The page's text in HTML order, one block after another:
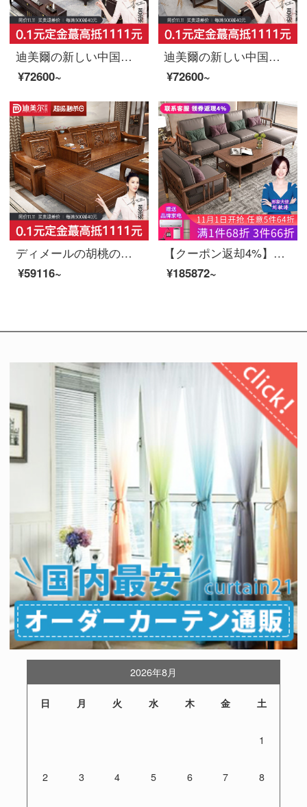
迪美爾の新しい中国式の本当の木のソファーの客間は軽くて贅沢な高箱の物のソファーを貯蓄して簡単に小型の部屋型の1+1+3近代的なソファーの1+2+3+お茶の何+方面の何
¥72600~
迪美爾の新しい中国式ソファーの実木高箱の小部屋型の経済が物の金の客間を貯蓄します。冬と夏の両方は近代的な木の家具を使います。
¥72600~
ディメールの胡桃の木の保管物の実木のソファーは現代中国式の小さな家型で、冬と夏の両は貴妃の角を使って簡単に木質の家具の五人位になります。
¥59116~
【クーポン返却4%】慕尼思丹ソファ客間の頭層の真皮ソファ全実木ソファ新中国式北欧全屋家具セットセットのシングル位+ツイン位+3人位【輸入ホワイトワックス木＋頭皮＋通気スポンジ】
¥185872~
2026年8月
日 月 火 水 木 金 土
1
2 3 4 5 6 7 8